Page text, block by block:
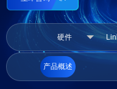
产品概述